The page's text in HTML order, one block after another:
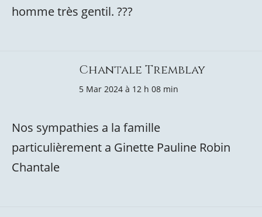
homme très gentil. ???
Chantale Tremblay
5 Mar 2024 à 12 h 08 min
Nos sympathies a la famille
particulièrement a Ginette Pauline Robin
Chantale